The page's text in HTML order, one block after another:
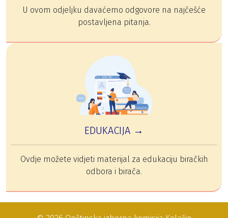
U ovom odjeljku davaćemo odgovore na najčešće
postavljena pitanja.
EDUKACIJA →
Ovdje možete vidjeti materijal za edukaciju biračkih
odbora i birača.